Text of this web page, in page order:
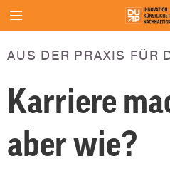
AUS DER PRAXIS FÜR
Karriere
aber wie?